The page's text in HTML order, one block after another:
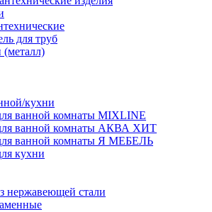
для труб
кухни
ванной комнаты MIXLINE
ванной комнаты АКВА ХИТ
ванной комнаты Я МЕБЕЛЬ
кухни
нержавеющей стали